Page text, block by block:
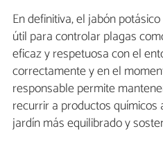
En definitiva, el jabón
útil para controlar plagas
eficaz y respetuosa con el
correctamente y en el
responsable permite
recurrir a productos
jardín más equilibrado y